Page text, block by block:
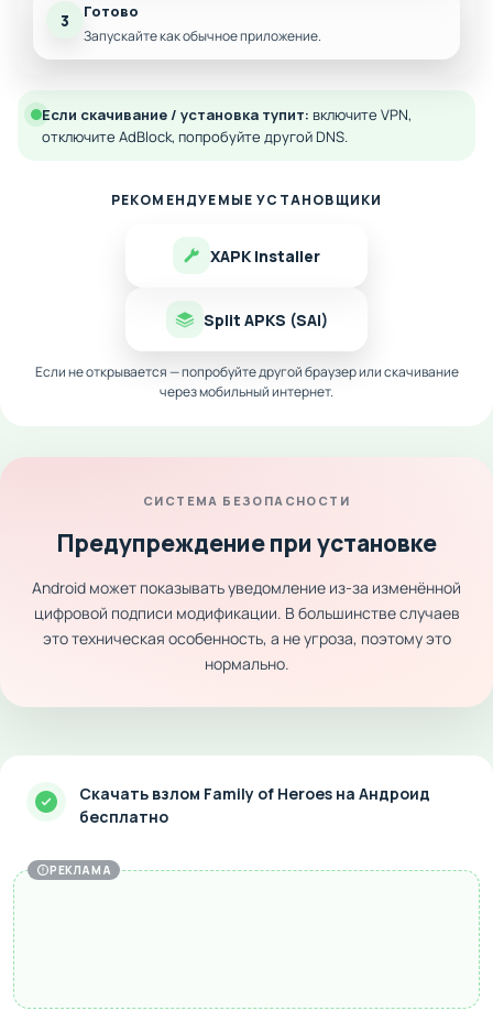
3 Готово
Запускайте как обычное приложение.
Если скачивание / установка тупит: включите VPN,
отключите AdBlock, попробуйте другой DNS.
РЕКОМЕНДУЕМЫЕ УСТАНОВЩИКИ
XAPK Installer
Split APKS (SAI)
Если не открывается — попробуйте другой браузер или скачивание
через мобильный интернет.
СИСТЕМА БЕЗОПАСНОСТИ
Предупреждение при установке
Android может показывать уведомление из-за изменённой
цифровой подписи модификации. В большинстве случаев
это техническая особенность, а не угроза, поэтому это
нормально.
Скачать взлом Family of Heroes на Андроид
бесплатно
РЕКЛАМА